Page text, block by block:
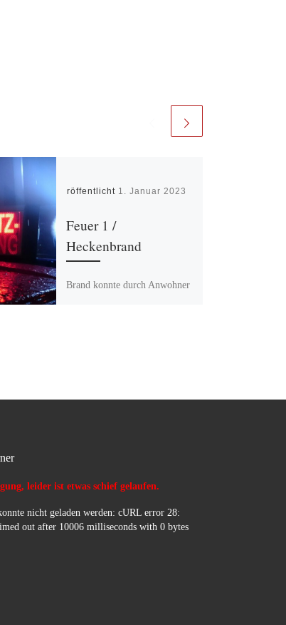
Veröffentlicht 1. Januar 2023
Feuer 1 /
Heckenbrand
Brand konnte durch Anwohner
leider ist etwas schief gelaufen.
nicht geladen werden: cURL error 28:
out after 10006 milliseconds with 0 bytes